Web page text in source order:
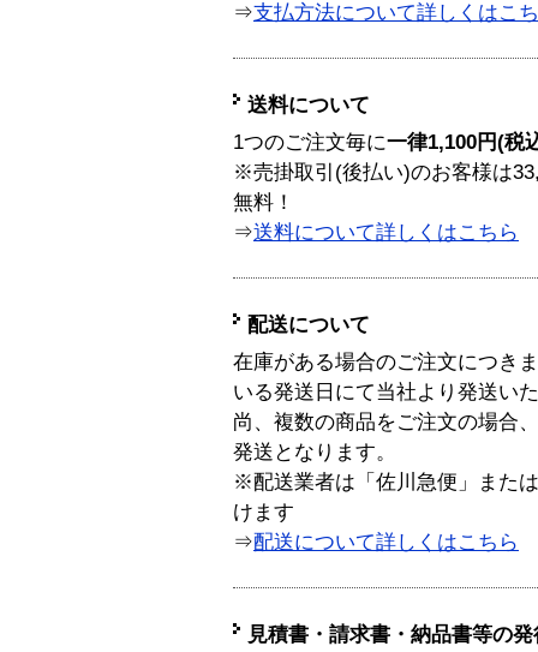
⇒支払方法について詳しくはこ
送料について
1つのご注文毎に一律1,100円(税
※売掛取引(後払い)のお客様は
無料！
⇒送料について詳しくはこちら
配送について
在庫がある場合のご注文につき
いる発送日にて当社より発送い
尚、複数の商品をご注文の場合
発送となります。
※配送業者は「佐川急便」また
けます
⇒配送について詳しくはこちら
見積書・請求書・納品書等の